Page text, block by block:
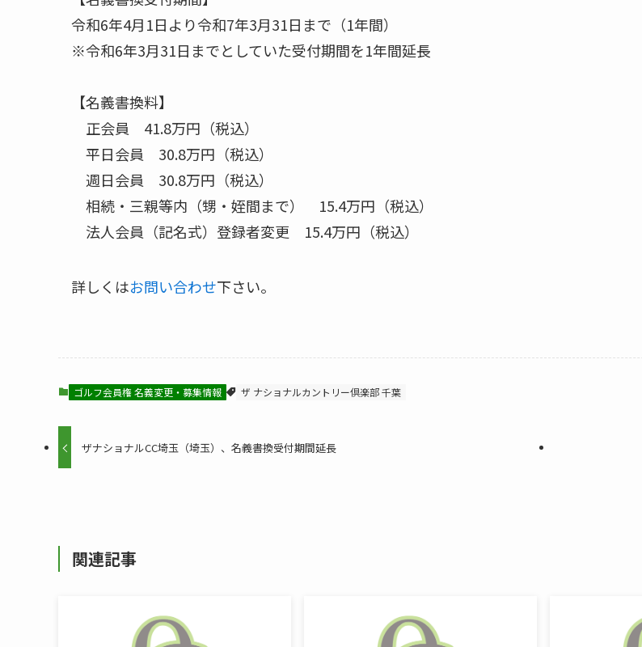
令和6年4月1日より令和7年3月31日まで（1年間）
※令和6年3月31日までとしていた受付期間を1年間延長
【名義書換料】
正会員 41.8万円（税込）
平日会員 30.8万円（税込）
週日会員 30.8万円（税込）
相続・三親等内（甥・姪間まで） 15.4万円（税込）
法人会員（記名式）登録者変更 15.4万円（税込）
詳しくはお問い合わせ下さい。
ゴルフ会員権 名義変更・募集情報 ザ ナショナルカントリー倶楽部 千葉
ザナショナルCC埼玉（埼玉）、名義書換受付期間延長
関連記事